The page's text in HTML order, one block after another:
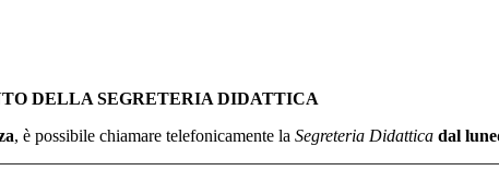
DELLA SEGRETERIA DIDATTICA
, è possibile chiamare telefonicamente la Segreteria Didattica dal